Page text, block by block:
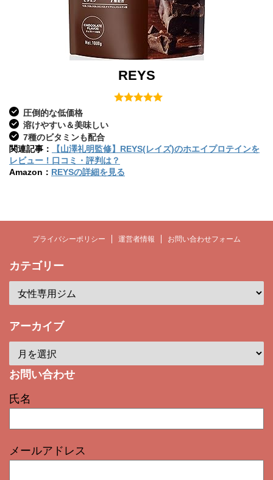
REYS
圧倒的な低価格
溶けやすい＆美味しい
7種のビタミンも配合
関連記事：
【山澤礼明監修】REYS(レイズ)のホエイプロテインを
レビュー！口コミ・評判は？
Amazon： REYSの詳細を見る
プライバシーポリシー 運営者情報 お問い合わせフォーム
カテゴリー
アーカイブ
お問い合わせ
氏名
メールアドレス